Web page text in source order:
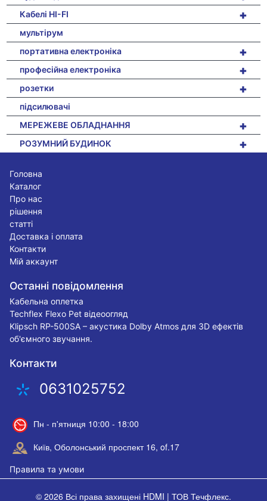
+
Кабелі HI-FI
мультірум
+
портативна електроніка
+
професійна електроніка
+
розетки
підсилювачі
+
МЕРЕЖЕВЕ ОБЛАДНАННЯ
+
РОЗУМНИЙ БУДИНОК
Головна
Каталог
Про нас
рішення
статті
Доставка і оплата
Контакти
Мій аккаунт
Останні повідомлення
Кабельна оплетка
Techflex Flexo Pet відеоогляд
Klipsch RP-500SA – акустика Dolby Atmos для 3D ефектів
об'ємного звучання.
Контакти
0631025752
Пн - п'ятниця 10:00 - 18:00
Київ, Оболонський проспект 16, of.17
Правила та умови
© 2026 Всі права захищені HDMI | ТОВ Течфлекс.